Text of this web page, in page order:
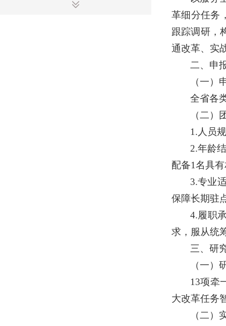
革细分任务
跟踪调研，
通改革、实
二、申
（一）
全省各
（二）
1. 人员
2.年龄
配备1名具
3.专业
保障长期驻
4.履职
求，服从统
三、研
（一）
13项牵
大改革任务
（二）